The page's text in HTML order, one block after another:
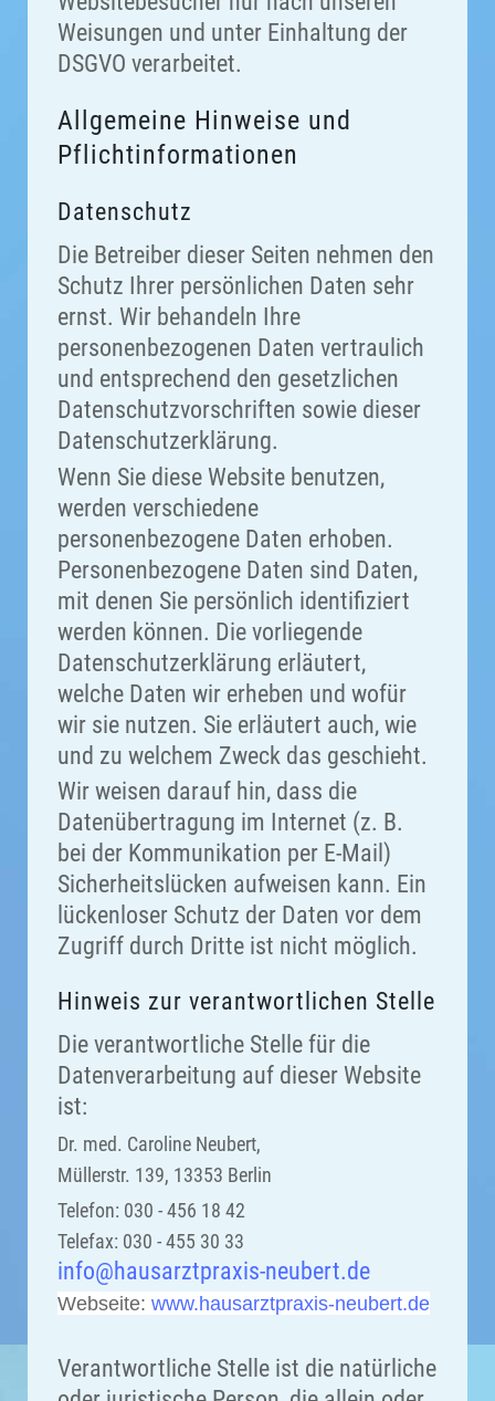
Weisungen und unter Einhaltung der
DSGVO verarbeitet.
Allgemeine Hinweise und
Pflicht­informationen
Datenschutz
Die Betreiber dieser Seiten nehmen den
Schutz Ihrer persönlichen Daten sehr
ernst. Wir behandeln Ihre
personenbezogenen Daten vertraulich
und entsprechend den gesetzlichen
Datenschutzvorschriften sowie dieser
Datenschutzerklärung.
Wenn Sie diese Website benutzen,
werden verschiedene
personenbezogene Daten erhoben.
Personenbezogene Daten sind Daten,
mit denen Sie persönlich identifiziert
werden können. Die vorliegende
Datenschutzerklärung erläutert,
welche Daten wir erheben und wofür
wir sie nutzen. Sie erläutert auch, wie
und zu welchem Zweck das geschieht.
Wir weisen darauf hin, dass die
Datenübertragung im Internet (z. B.
bei der Kommunikation per E-Mail)
Sicherheitslücken aufweisen kann. Ein
lückenloser Schutz der Daten vor dem
Zugriff durch Dritte ist nicht möglich.
Hinweis zur verantwortlichen Stelle
Die verantwortliche Stelle für die
Datenverarbeitung auf dieser Website
ist:
Dr. med. Caroline Neubert,
Müllerstr. 139, 13353 Berlin
Telefon: 030 - 456 18 42
Telefax: 030 - 455 30 33
info@hausarztpraxis-neubert.de
Webseite:www.hausarztpraxis-neubert.de
Verantwortliche Stelle ist die natürliche